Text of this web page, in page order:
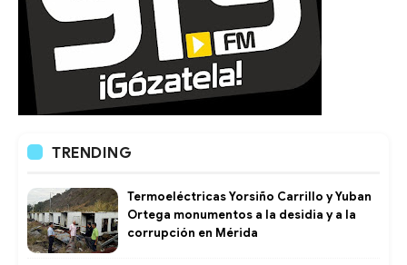
TRENDING
Termoeléctricas Yorsiño Carrillo y Yuban
Ortega monumentos a la desidia y a la
corrupción en Mérida